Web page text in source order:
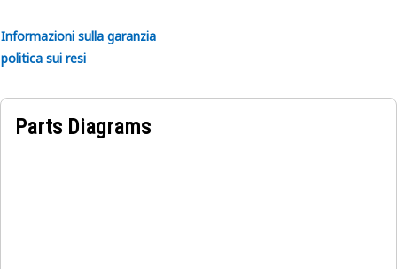
Informazioni sulla garanzia
politica sui resi
Parts Diagrams